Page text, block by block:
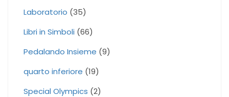
Laboratorio (35)
Libri in Simboli (66)
Pedalando Insieme (9)
quarto inferiore (19)
Special Olympics (2)